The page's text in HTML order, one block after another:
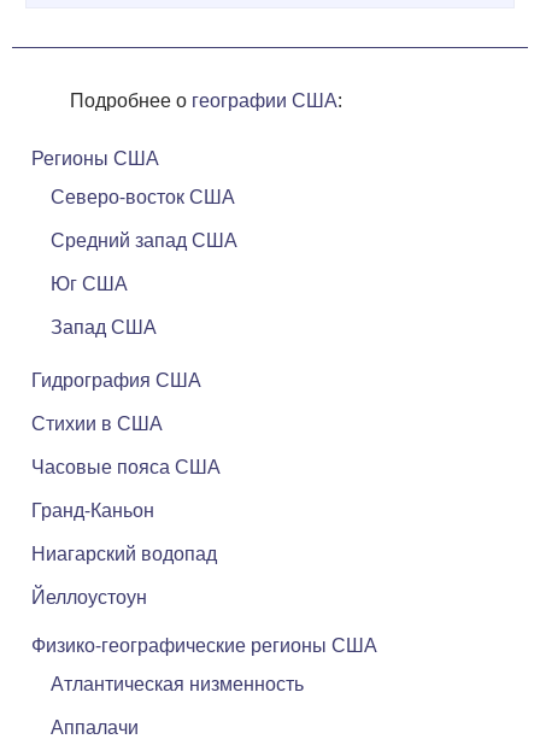
Подробнее о географии США:
Регионы США
Северо-восток США
Средний запад США
Юг США
Запад США
Гидрография США
Стихии в США
Часовые пояса США
Гранд-Каньон
Ниагарский водопад
Йеллоустоун
Физико-географические регионы США
Атлантическая низменность
Аппалачи